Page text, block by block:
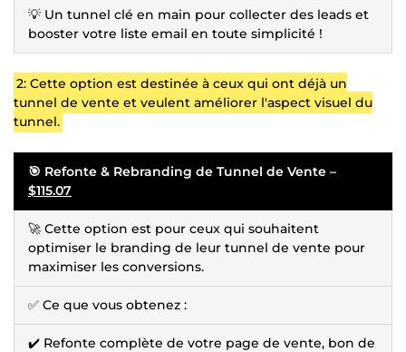
💡 Un tunnel clé en main pour collecter des leads et
booster votre liste email en toute simplicité !
2: Cette option est destinée à ceux qui ont déjà un
tunnel de vente et veulent améliorer l'aspect visuel du
tunnel.
🎯 Refonte & Rebranding de Tunnel de Vente –
$115.07
🚀 Cette option est pour ceux qui souhaitent
optimiser le branding de leur tunnel de vente pour
maximiser les conversions.
✅ Ce que vous obtenez :
✔️ Refonte complète de votre page de vente, bon de